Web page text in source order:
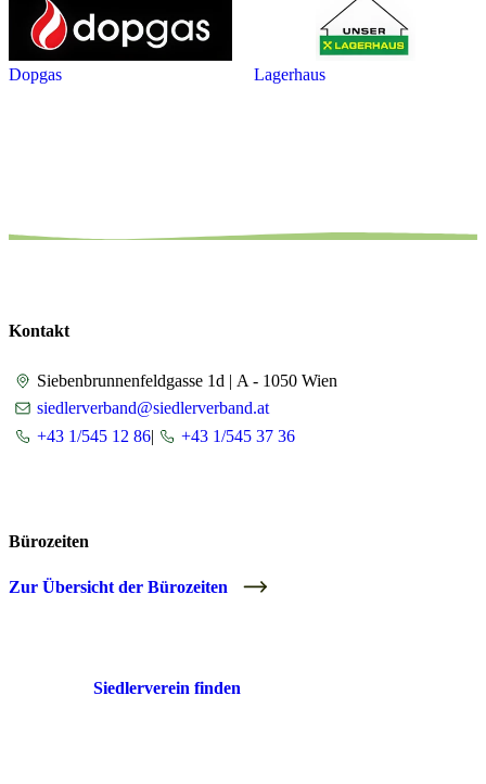
Dopgas Lagerhaus
Kontakt
Siebenbrunnenfeldgasse 1d | A - 1050 Wien
siedlerverband@siedlerverband.at
+43 1/545 12 86| +43 1/545 37 36
Bürozeiten
Zur Übersicht der Bürozeiten
Siedlerverein finden